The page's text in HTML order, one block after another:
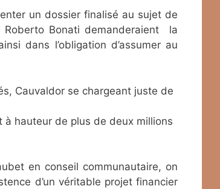
un dossier finalisé au sujet de
Bonati demanderaient la
dans l’obligation d’assumer au
Cauvaldor se chargeant juste de
à hauteur de plus de deux millions
en conseil communautaire, on
d’un véritable projet financier